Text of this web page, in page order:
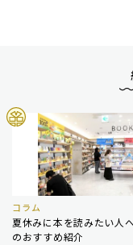
コラム
夏休みに本を読みたい人
のおすすめ紹介